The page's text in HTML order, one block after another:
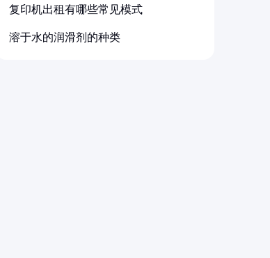
复印机出租有哪些常见模式
溶于水的润滑剂的种类